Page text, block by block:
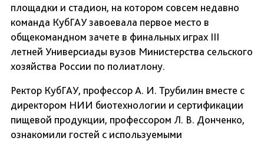
площадки и стадион, на котором совсем недавно
команда КубГАУ завоевала первое место в
общекомандном зачете в финальных играх III
летней Универсиады вузов Министерства сельского
хозяйства России по полиатлону.
Ректор КубГАУ, профессор А. И. Трубилин вместе с
директором НИИ биотехнологии и сертификации
пищевой продукции, профессором Л. В. Донченко,
ознакомили гостей с используемыми